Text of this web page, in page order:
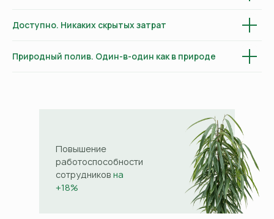
Доступно. Никаких скрытых затрат
Природный полив. Один-в-один как в природе
Повышение
работоспособности
сотрудников на
+18%